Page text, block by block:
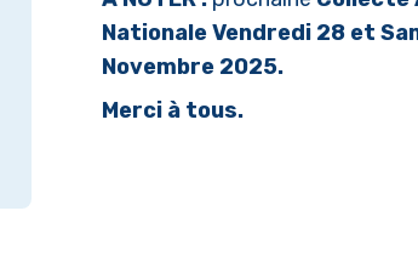
NationaleVendredi 28 et
Novembre 2025.
Merci à tous.